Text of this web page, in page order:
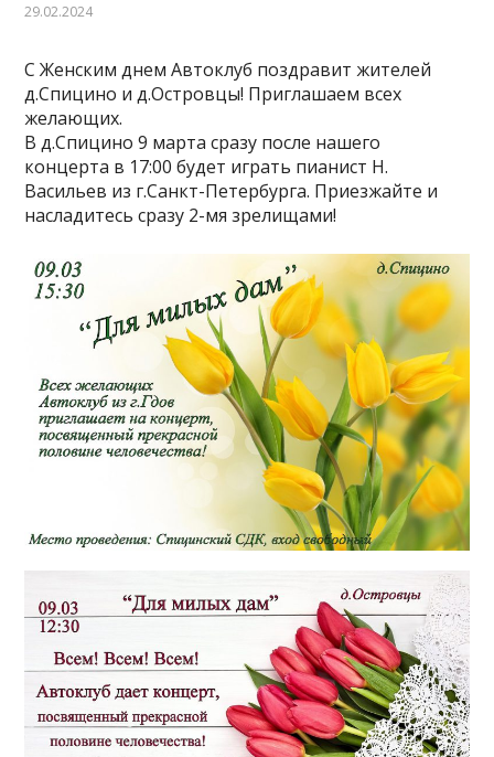
29.02.2024
С Женским днем Автоклуб поздравит жителей
д.Спицино и д.Островцы! Приглашаем всех
желающих.
В д.Спицино 9 марта сразу после нашего
концерта в 17:00 будет играть пианист Н.
Васильев из г.Санкт-Петербурга. Приезжайте и
насладитесь сразу 2-мя зрелищами!